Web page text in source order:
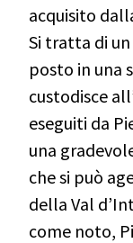
acquisito
Si tratta di
posto in una
custodisce
eseguiti da
una
che si può
della Val
come noto,